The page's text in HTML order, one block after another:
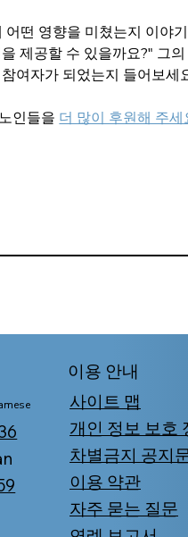
떤 영향을 미쳤는지 이야
제공할 수 있을까요?" 그
여자가 되었는지 들어보세
인들을 더 많이 후원해 주세
​이용 안내
사이트 맵
개인 정보 보호
차별금지 공지
이용 약관
자주 묻는 질문